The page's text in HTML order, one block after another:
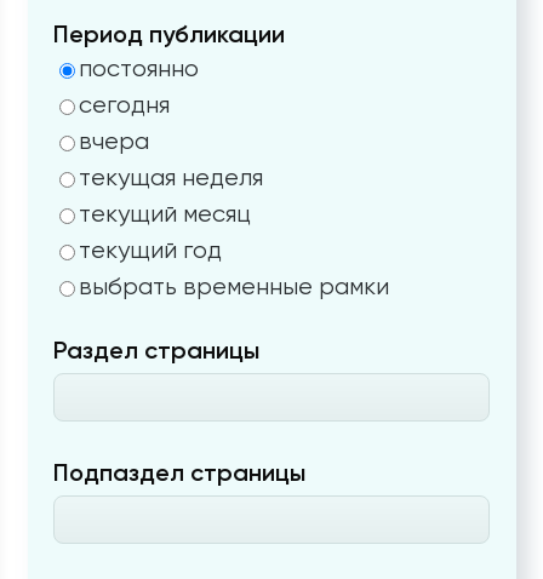
Период публикации
постоянно
сегодня
вчера
текущая неделя
текущий месяц
текущий год
выбрать временные рамки
Раздел страницы
Подпаздел страницы